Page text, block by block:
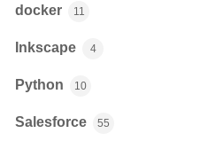
docker 11
Inkscape 4
Python 10
Salesforce 55